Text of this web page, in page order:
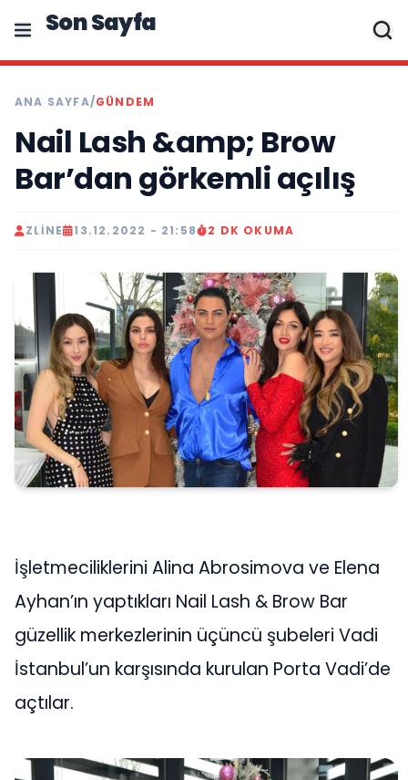
Son Sayfa
ANA SAYFA/GÜNDEM
Nail Lash &amp; Brow
Bar’dan görkemli açılış
ZLINE 13.12.2022 - 21:58 2 DK OKUMA
İşletmeciliklerini Alina Abrosimova ve Elena
Ayhan’ın yaptıkları Nail Lash & Brow Bar
güzellik merkezlerinin üçüncü şubeleri Vadi
İstanbul’un karşısında kurulan Porta Vadi’de
açtılar.